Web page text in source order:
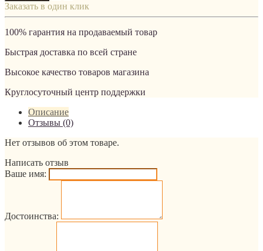
Заказать в один клик
100% гарантия на продаваемый товар
Быстрая доставка по всей стране
Высокое качество товаров магазина
Круглосуточный центр поддержки
Описание
Отзывы (0)
Нет отзывов об этом товаре.
Написать отзыв
Ваше имя:
Достоинства: